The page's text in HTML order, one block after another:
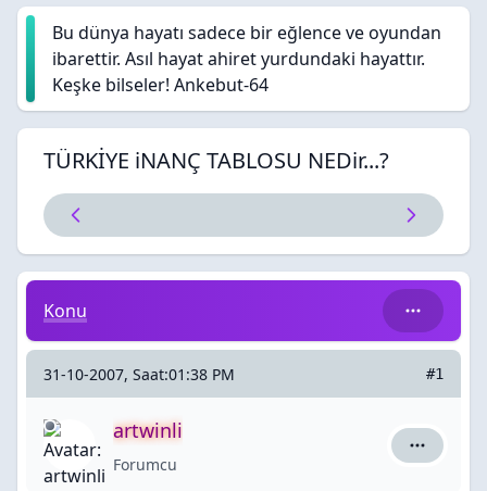
Bu dünya hayatı sadece bir eğlence ve oyundan
ibarettir. Asıl hayat ahiret yurdundaki hayattır.
Keşke bilseler! Ankebut-64
TÜRKİYE iNANÇ TABLOSU NEDir...?
TÜRKİYE iNANÇ TABLOSU NEDir...?
Konu
31-10-2007, Saat:01:38 PM #1
artwinli
Forumcu artwinli